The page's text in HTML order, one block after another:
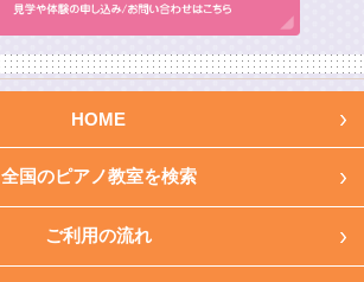
HOME
全国のピアノ教室を検索
ご利用の流れ